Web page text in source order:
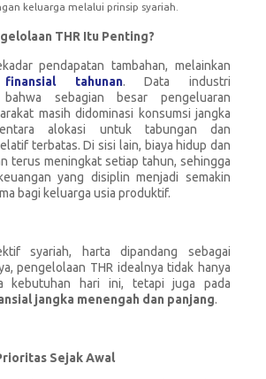
keluarga melalui prinsip syariah.
THR Itu Penting?
pendapatan tambahan, melainkan
tahunan. Data industri
bahwa sebagian besar pengeluaran
masih didominasi konsumsi jangka
alokasi untuk tabungan dan
terbatas. Di sisi lain, biaya hidup dan
terus meningkat setiap tahun, sehingga
yang disiplin menjadi semakin
bagi keluarga usia produktif.
syariah, harta dipandang sebagai
pengelolaan THR idealnya tidak hanya
kebutuhan hari ini, tetapi juga pada
jangka menengah dan panjang.
Sejak Awal